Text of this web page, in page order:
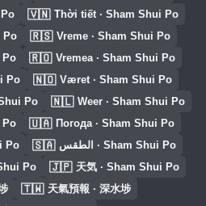
🇻🇳 Thời tiết · Sham Shui Po
Po 🇷🇸 Vreme · Sham Shui Po
Po 🇷🇴 Vremea · Sham Shui Po
Po 🇳🇴 Været · Sham Shui Po
Po 🇳🇱 Weer · Sham Shui Po
Po 🇺🇦 Погода · Sham Shui Po
Po 🇸🇦 الطقس · Sham Shui Po
Po 🇯🇵 天気 · Sham Shui Po
🇹🇼 天氣預報 · 深水埗